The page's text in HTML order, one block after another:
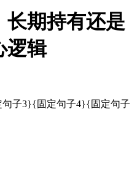
长期持有还是
逻辑
子3}{固定句子4}{固定句子